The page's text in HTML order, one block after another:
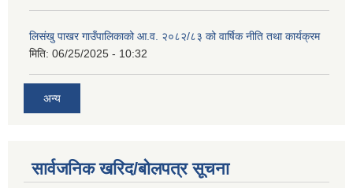
लिसंखु पाखर गाउँपालिकाको आ.व. २०८२/८३ को वार्षिक नीति तथा कार्यक्रम
मिति: 06/25/2025 - 10:32
अन्य
सार्वजनिक खरिद/बोलपत्र सूचना